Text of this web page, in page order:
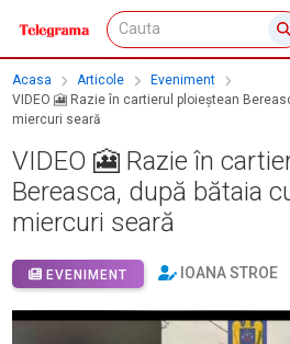
Acasa Articole
Eveniment
VIDEO 🎦 Razie în cartierul ploieștean
miercuri seară
VIDEO 🎦 Razie în
Bereasca, după bătaia
miercuri seară
EVENIMENT IOANA STROE